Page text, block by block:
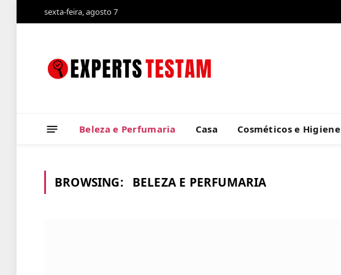
sexta-feira, agosto 7
Beleza e Perfumaria Casa Cosméticos e Higiene
BROWSING: BELEZA E PERFUMARIA